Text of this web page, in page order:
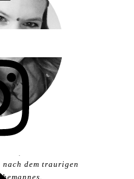
zweifache
über das Leben
nach dem traurigen